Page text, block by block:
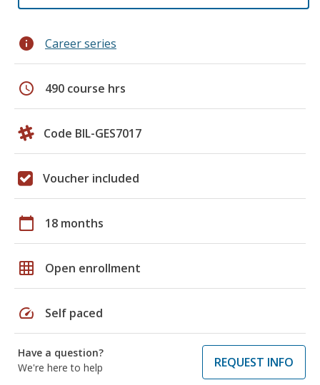
info Career series
schedule 490 course hrs
Code BIL-GES7017
Voucher included
calendar_today 18 months
grid_on Open enrollment
speed Self paced
Have a question?
We're here to help
REQUEST INFO